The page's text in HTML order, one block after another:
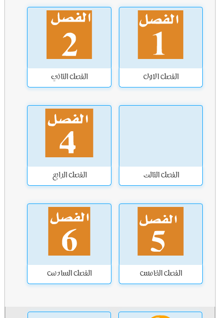
الفصل الاول الفصل الثاني
الفصل الثالث الفصل الرابع
الفصل الخامس الفصل السادس